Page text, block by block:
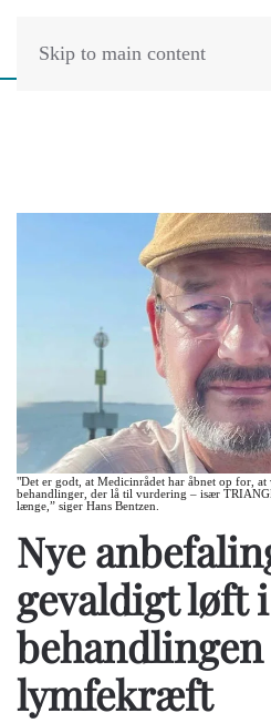
Skip to main content
"Det er godt, at Medicinrådet har åbnet op for,
behandlinger, der lå til vurdering – især
længe,” siger Hans Bentzen.
Nye
gevaldigt løft i
lymfekræft